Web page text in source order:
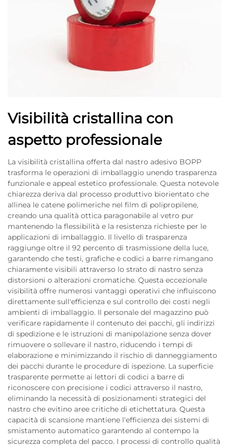
Visibilità cristallina con
aspetto professionale
La visibilità cristallina offerta dal nastro adesivo BOPP
trasforma le operazioni di imballaggio unendo trasparenza
funzionale e appeal estetico professionale. Questa notevole
chiarezza deriva dal processo produttivo biorientato che
allinea le catene polimeriche nel film di polipropilene,
creando una qualità ottica paragonabile al vetro pur
mantenendo la flessibilità e la resistenza richieste per le
applicazioni di imballaggio. Il livello di trasparenza
raggiunge oltre il 92 percento di trasmissione della luce,
garantendo che testi, grafiche e codici a barre rimangano
chiaramente visibili attraverso lo strato di nastro senza
distorsioni o alterazioni cromatiche. Questa eccezionale
visibilità offre numerosi vantaggi operativi che influiscono
direttamente sull'efficienza e sul controllo dei costi negli
ambienti di imballaggio. Il personale del magazzino può
verificare rapidamente il contenuto dei pacchi, gli indirizzi
di spedizione e le istruzioni di manipolazione senza dover
rimuovere o sollevare il nastro, riducendo i tempi di
elaborazione e minimizzando il rischio di danneggiamento
dei pacchi durante le procedure di ispezione. La superficie
trasparente permette ai lettori di codici a barre di
riconoscere con precisione i codici attraverso il nastro,
eliminando la necessità di posizionamenti strategici del
nastro che evitino aree critiche di etichettatura. Questa
capacità di scansione mantiene l'efficienza dei sistemi di
smistamento automatico garantendo al contempo la
sicurezza completa del pacco. I processi di controllo qualità